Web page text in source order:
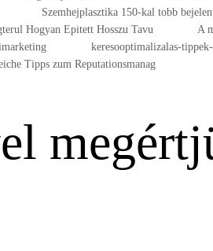
Szemhejplasztika 150-kal tobb
Hogyan Epitett Hosszu Tavu
A
keresooptimalizalas-
Tipps zum Reputationsmanag